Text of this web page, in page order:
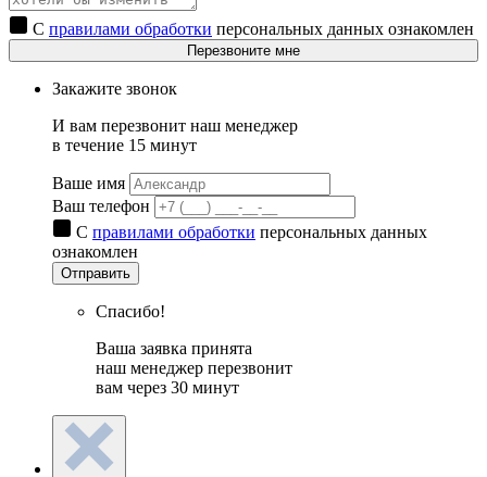
С правилами обработки персональных данных ознакомлен
Перезвоните мне
Закажите звонок
И вам перезвонит наш менеджер
в течение 15 минут
Ваше имя
Ваш телефон
С правилами обработки персональных данных
ознакомлен
Отправить
Спасибо!
Ваша заявка принята
наш менеджер перезвонит
вам через 30 минут